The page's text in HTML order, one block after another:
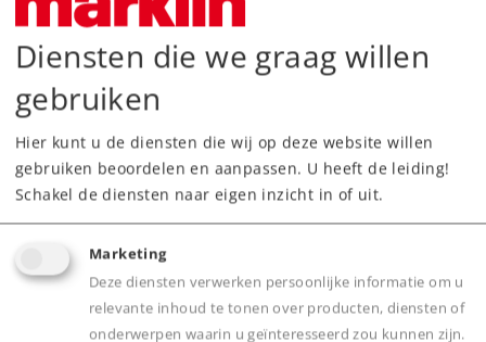
5,19 €
Leverbaar vanaf fabriek.
Spoor H0 Rails en wissels
Diensten die we graag willen
gebruiken
Hier kunt u de diensten die wij op deze website willen
gebruiken beoordelen en aanpassen. U heeft de leiding!
Schakel de diensten naar eigen inzicht in of uit.
Marketing
Deze diensten verwerken persoonlijke informatie om u
relevante inhoud te tonen over producten, diensten of
onderwerpen waarin u geïnteresseerd zou kunnen zijn.